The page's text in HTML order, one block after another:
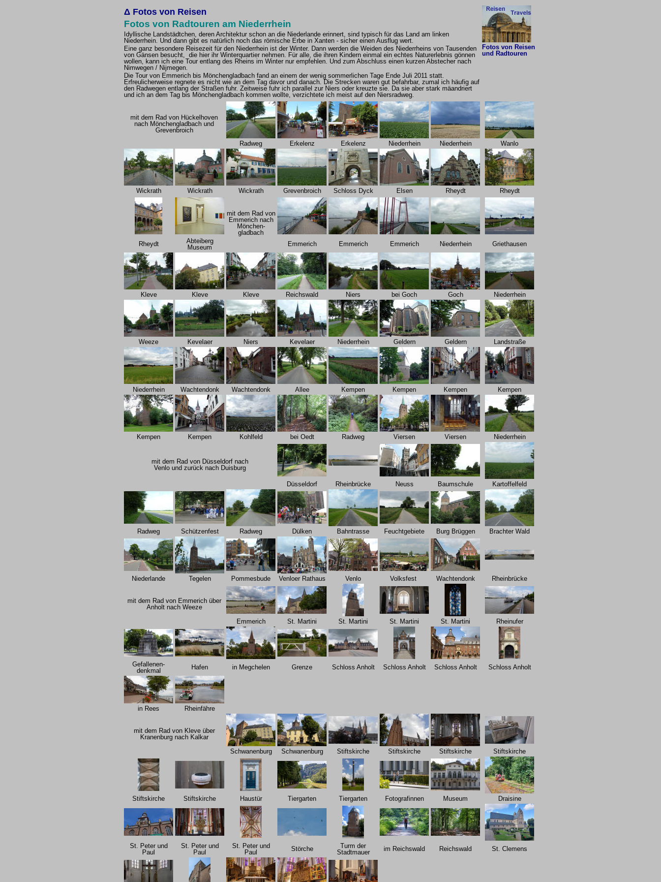
Δ Fotos von Reisen
Fotos von Radtouren am Niederrhein
Idyllische Landstädtchen, deren Architektur schon an die Niederlande erinnert, sind typisch für das Land am linken
Niederrhein. Und dann gibt es natürlich noch das römische Erbe in Xanten - sicher einen Ausflug wert.
Eine ganz besondere Reisezeit für den Niederrhein ist der Winter. Dann werden die Weiden des Niederrheins von Tausenden
von Gänsen besucht, die hier ihr Winterquartier nehmen. Für alle, die ihren Kindern einmal ein echtes Naturerlebnis gönnen
wollen, kann ich eine Tour entlang des Rheins im Winter nur empfehlen. Und zum Abschluss einen kurzen Abstecher nach
Nimwegen / Nijmegen.
Die Tour von Emmerich bis Mönchengladbach fand an einem der wenig sommerlichen Tage Ende Juli 2011 statt.
Erfreulicherweise regnete es nicht wie an dem Tag davor und danach. Die Strecken waren gut befahrbar, zumal ich häufig auf
den Radwegen entlang der Straßen fuhr. Zeitweise fuhr ich parallel zur Niers oder kreuzte sie. Da sie aber stark mäandriert
und ich an dem Tag bis Mönchengladbach kommen wollte, verzichtete ich meist auf den Niersradweg.
Fotos von Reisen
und Radtouren
mit dem Rad von Hückelhoven
nach Mönchengladbach und
Grevenbroich
Radweg
Erkelenz Erkelenz Niederrhein Niederrhein Wanlo
Wickrath Wickrath Wickrath Grevenbroich Schloss Dyck Elsen Rheydt Rheydt
mit dem Rad von
Emmerich nach
Mönchen-
gladbach
Rheydt
Abteiberg
Museum
Emmerich Emmerich Emmerich Niederrhein Griethausen
Kleve Kleve Kleve Reichswald Niers bei Goch Goch Niederrhein
Weeze Kevelaer Niers Kevelaer Niederrhein Geldern Geldern Landstraße
Niederrhein Wachtendonk Wachtendonk Allee Kempen Kempen Kempen Kempen
Kempen Kempen Kohlfeld bei Oedt Radweg Viersen Viersen Niederrhein
mit dem Rad von Düsseldorf nach
Venlo und zurück nach Duisburg
Düsseldorf Rheinbrücke Neuss Baumschule Kartoffelfeld
Radweg Schützenfest Radweg Dülken Bahntrasse Feuchtgebiete Burg Brüggen Brachter Wald
Niederlande Tegelen Pommesbude Venloer Rathaus Venlo Volksfest Wachtendonk Rheinbrücke
mit dem Rad von Emmerich über
Anholt nach Weeze
Emmerich
St. Martini St. Martini St. Martini St. Martini Rheinufer
Gefallenen-
denkmal
Hafen in Megchelen Grenze Schloss Anholt Schloss Anholt Schloss Anholt Schloss Anholt
in Rees Rheinfähre
mit dem Rad von Kleve über
Kranenburg nach Kalkar
Schwanenburg
Schwanenburg Stiftskirche Stiftskirche Stiftskirche Stiftskirche
Stiftskirche Stiftskirche Haustür Tiergarten Tiergarten Fotografinnen Museum Draisine
St. Peter und
Paul
St. Peter und
Paul
St. Peter und
Paul
Störche
Turm der
Stadtmauer
im Reichswald Reichswald St. Clemens